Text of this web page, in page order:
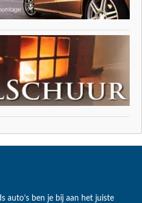
auto’s ben je bij aan het juiste